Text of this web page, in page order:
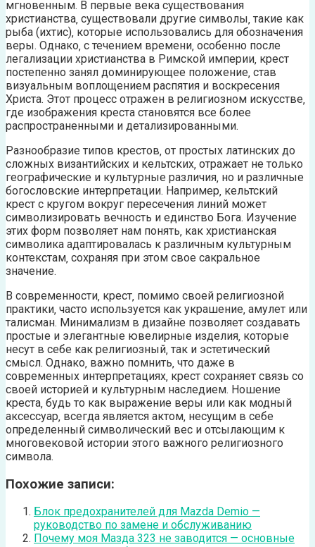
мгновенным. В первые века существования
христианства‚ существовали другие символы‚ такие как
рыба (ихтис)‚ которые использовались для обозначения
веры. Однако‚ с течением времени‚ особенно после
легализации христианства в Римской империи‚ крест
постепенно занял доминирующее положение‚ став
визуальным воплощением распятия и воскресения
Христа. Этот процесс отражен в религиозном искусстве‚
где изображения креста становятся все более
распространенными и детализированными.
Разнообразие типов крестов‚ от простых латинских до
сложных византийских и кельтских‚ отражает не только
географические и культурные различия‚ но и различные
богословские интерпретации. Например‚ кельтский
крест с кругом вокруг пересечения линий может
символизировать вечность и единство Бога. Изучение
этих форм позволяет нам понять‚ как христианская
символика адаптировалась к различным культурным
контекстам‚ сохраняя при этом свое сакральное
значение.
В современности‚ крест‚ помимо своей религиозной
практики‚ часто используется как украшение‚ амулет или
талисман. Минимализм в дизайне позволяет создавать
простые и элегантные ювелирные изделия‚ которые
несут в себе как религиозный‚ так и эстетический
смысл. Однако‚ важно помнить‚ что даже в
современных интерпретациях‚ крест сохраняет связь со
своей историей и культурным наследием. Ношение
креста‚ будь то как выражение веры или как модный
аксессуар‚ всегда является актом‚ несущим в себе
определенный символический вес и отсылающим к
многовековой истории этого важного религиозного
символа.
Похожие записи:
Блок предохранителей для Mazda Demio —
руководство по замене и обслуживанию
Почему моя Мазда 323 не заводится — основные